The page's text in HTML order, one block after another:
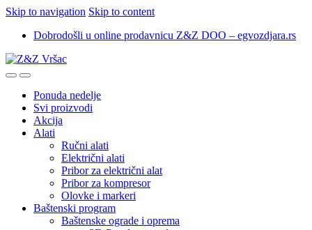
Skip to navigation Skip to content
Dobrodošli u online prodavnicu Z&Z DOO – egvozdjara.rs
Ponuda nedelje
Svi proizvodi
Akcija
Alati
Ručni alati
Električni alati
Pribor za električni alat
Pribor za kompresor
Olovke i markeri
Baštenski program
Baštenske ograde i oprema